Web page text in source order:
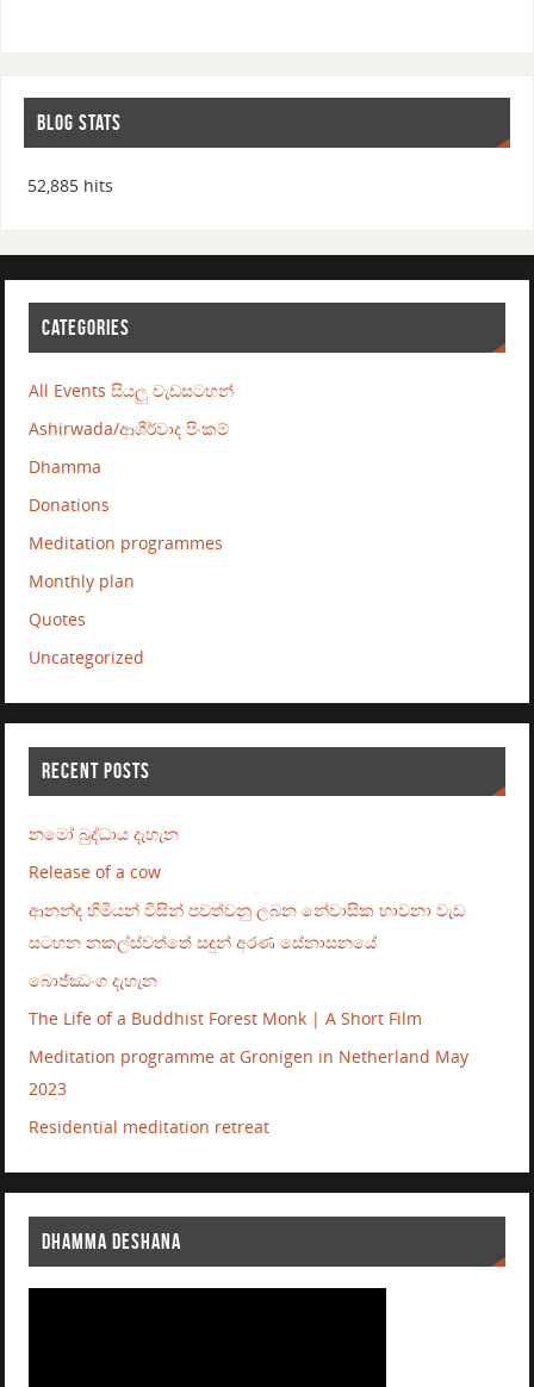
BLOG STATS
52,885 hits
CATEGORIES
All Events සියලු වැඩසටහන්
Ashirwada/ආශීර්වාද පිංකම්
Dhamma
Donations
Meditation programmes
Monthly plan
Quotes
Uncategorized
RECENT POSTS
නමෝ බුද්ධාය දැහැන
Release of a cow
ආනන්ද හිමියන් විසින් පවත්වනු ලබන නේවාසික භාවනා වැඩ
සටහන නකල්ස්වත්තේ සඳුන් අරණ සේනාසනයේ
බොජ්ඣංග දැහැන
The Life of a Buddhist Forest Monk | A Short Film
Meditation programme at Gronigen in Netherland May
2023
Residential meditation retreat
DHAMMA DESHANA